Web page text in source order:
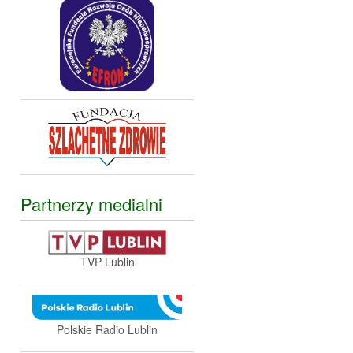
Partnerzy medialni
TVP Lublin
Polskie Radio Lublin